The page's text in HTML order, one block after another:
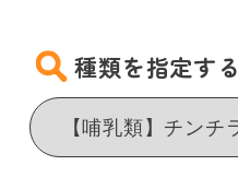
種類を指定する